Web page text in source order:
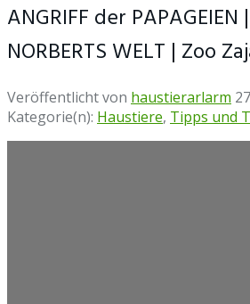
ANGRIFF der PAPAGEIEN
NORBERTS WELT | Zoo
Veröffentlicht von haustierarlarm
Kategorie(n): Haustiere, Tipps und